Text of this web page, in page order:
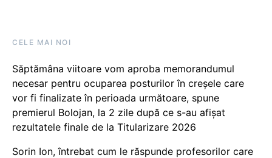
CELE MAI NOI
Săptămâna viitoare vom aproba memorandumul
necesar pentru ocuparea posturilor în creșele care
vor fi finalizate în perioada următoare, spune
premierul Bolojan, la 2 zile după ce s-au afișat
rezultatele finale de la Titularizare 2026
Sorin Ion, întrebat cum le răspunde profesorilor care